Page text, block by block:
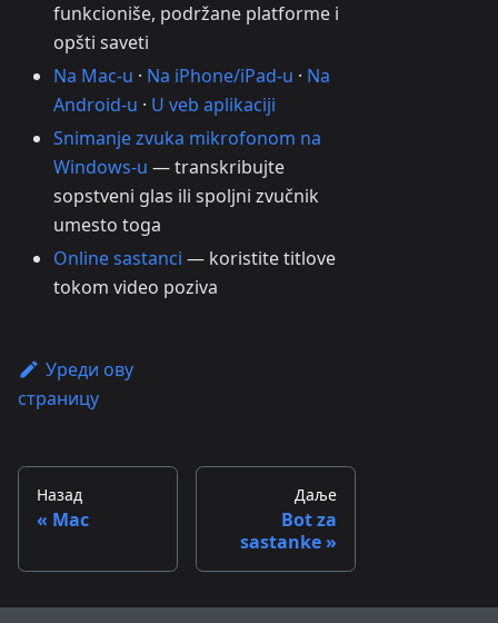
funkcioniše, podržane platforme i
opšti saveti
Na Mac-u · Na iPhone/iPad-u · Na
Android-u · U veb aplikaciji
Snimanje zvuka mikrofonom na
Windows-u — transkribujte
sopstveni glas ili spoljni zvučnik
umesto toga
Online sastanci — koristite titlove
tokom video poziva
Уреди ову
страницу
Назад
Mac
Даље
Bot za
sastanke